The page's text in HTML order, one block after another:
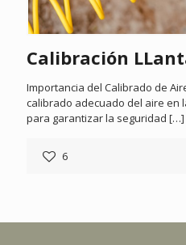
Calibración
Importancia del Calibrado de
calibrado adecuado del aire en
para garantizar la seguridad […]
6